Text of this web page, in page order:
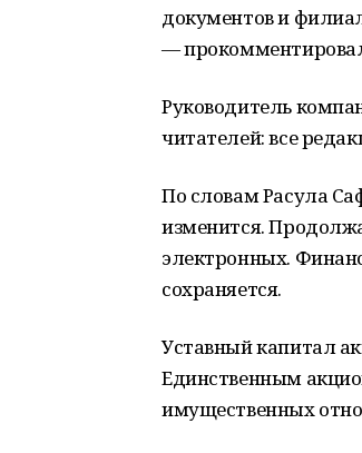
документов и
—
Руководитель
читателей: все
По словам Расула
изменится.
электронных.
сохраняется.
Уставный капитал
Единственным
имущественных